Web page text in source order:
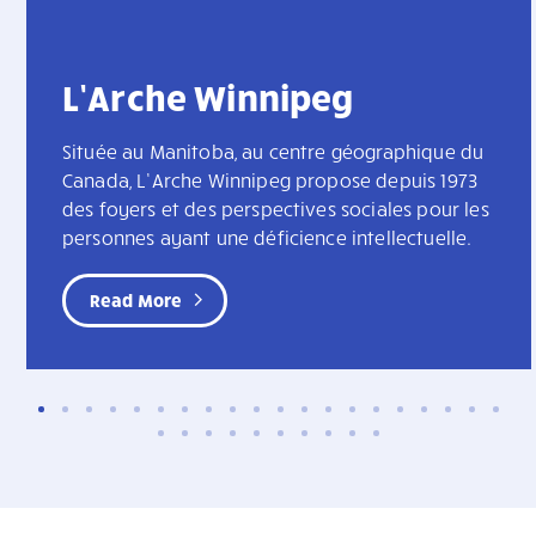
L’Arche Winnipeg
Située au Manitoba, au centre géographique du
Canada, L’Arche Winnipeg propose depuis 1973
des foyers et des perspectives sociales pour les
personnes ayant une déficience intellectuelle.
Read More